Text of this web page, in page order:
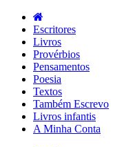
Escritores
Livros
Provérbios
Pensamentos
Poesia
Textos
Também Escrevo
Livros infantis
A Minha Conta